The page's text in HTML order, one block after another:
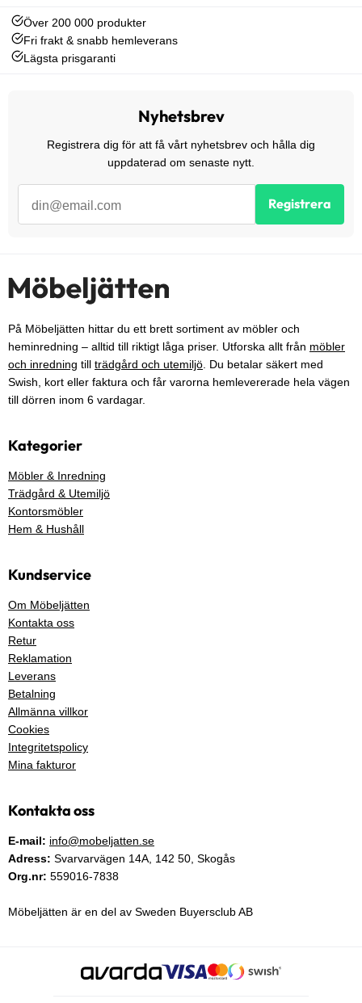
Över 200 000 produkter
Fri frakt & snabb hemleverans
Lägsta prisgaranti
Nyhetsbrev
Registrera dig för att få vårt nyhetsbrev och hålla dig
uppdaterad om senaste nytt.
Registrera
På Möbeljätten hittar du ett brett sortiment av möbler och
heminredning – alltid till riktigt låga priser. Utforska allt från möbler
och inredning till trädgård och utemiljö . Du betalar säkert med
Swish, kort eller faktura och får varorna hemlevererade hela vägen
till dörren inom 6 vardagar.
Kategorier
Möbler & Inredning
Trädgård & Utemiljö
Kontorsmöbler
Hem & Hushåll
Kundservice
Om Möbeljätten
Kontakta oss
Retur
Reklamation
Leverans
Betalning
Allmänna villkor
Cookies
Integritetspolicy
Mina fakturor
Kontakta oss
E-mail: info@mobeljatten.se
Adress: Svarvarvägen 14A, 142 50 , Skogås
Org.nr: 559016-7838
Möbeljätten är en del av Sweden Buyersclub AB